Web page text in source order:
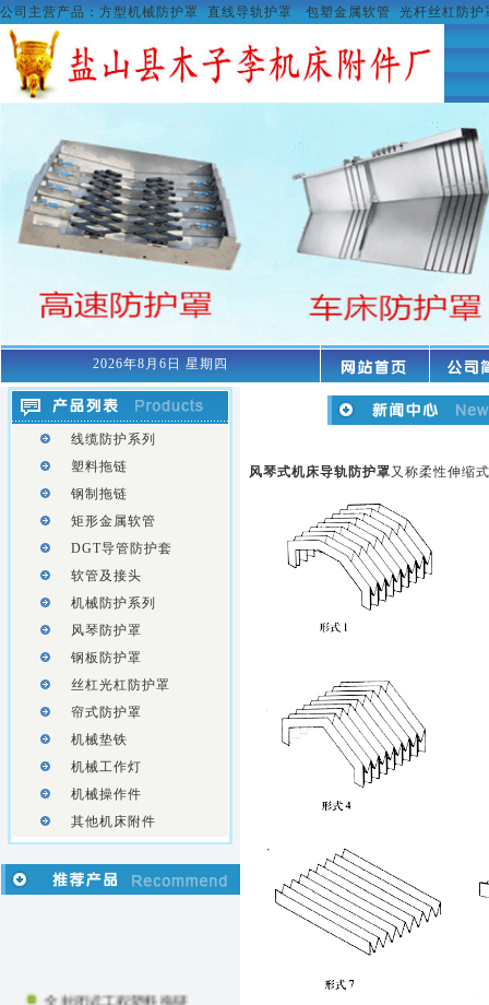
公司主营产品： 方型机械防护罩 直线导轨护罩 包塑金属软管 光杆丝杠防护
2026年8月6日 星期四
线缆防护系列
塑料拖链
钢制拖链
矩形金属软管
DGT导管防护套
软管及接头
机械防护系列
风琴防护罩
钢板防护罩
丝杠光杠防护罩
帘式防护罩
机械垫铁
机械工作灯
机械操作件
其他机床附件
全封闭式工程塑料拖链
风琴式机床导轨防护罩又称柔性伸缩